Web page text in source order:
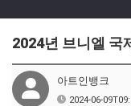
2024년 브니엘 국
아트인뱅크
2024-06-09T09: